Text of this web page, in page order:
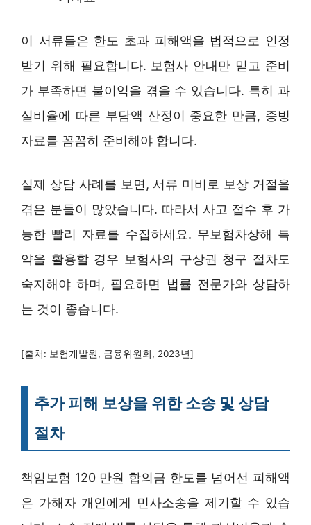
이 서류들은 한도 초과 피해액을 법적으로 인정
받기 위해 필요합니다. 보험사 안내만 믿고 준비
가 부족하면 불이익을 겪을 수 있습니다. 특히 과
실비율에 따른 부담액 산정이 중요한 만큼, 증빙
자료를 꼼꼼히 준비해야 합니다.
실제 상담 사례를 보면, 서류 미비로 보상 거절을
겪은 분들이 많았습니다. 따라서 사고 접수 후 가
능한 빨리 자료를 수집하세요. 무보험차상해 특
약을 활용할 경우 보험사의 구상권 청구 절차도
숙지해야 하며, 필요하면 법률 전문가와 상담하
는 것이 좋습니다.
[출처: 보험개발원, 금융위원회, 2023년]
추가 피해 보상을 위한 소송 및 상담
절차
책임보험 120 만원 합의금 한도를 넘어선 피해액
은 가해자 개인에게 민사소송을 제기할 수 있습